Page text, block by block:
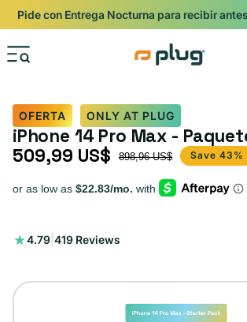
Ir al contenido
Pide con Entrega Nocturna para recibir
OFERTA ONLY AT PLUG
iPhone 14 Pro Max -
Precio de oferta
509,99 US$
Precio habitual 898,96 US$ Save 43%
4.79 419 Reviews
419